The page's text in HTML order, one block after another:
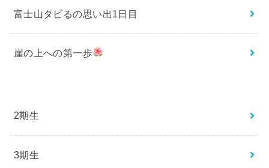
富士山タビるの思い出1日目
崖の上への第一歩
2期生
3期生